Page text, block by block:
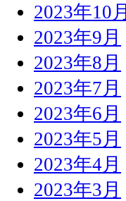
2023年10月
2023年9月
2023年8月
2023年7月
2023年6月
2023年5月
2023年4月
2023年3月